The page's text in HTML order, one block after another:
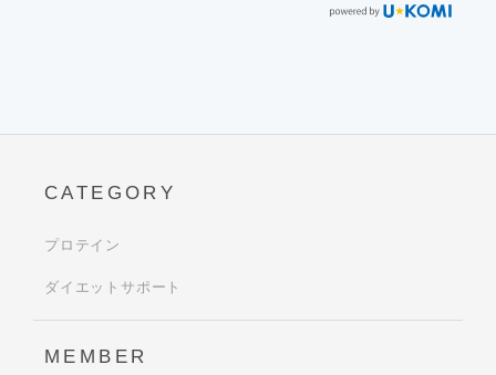
CATEGORY
プロテイン
ダイエットサポート
MEMBER